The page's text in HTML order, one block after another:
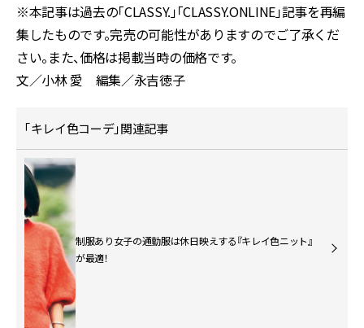
※本記事は過去の「CLASSY.」「CLASSY.ONLINE」記事を再編
集したものです。完売の可能性がありますのでご了承くだ
さい。また、価格は掲載当時の価格です。
文／小林 愛 編集／永吉徳子
「キレイ色コーデ」関連記事
制服あり女子の通勤服は休日映えする『キレイ色ニット』
が最適！